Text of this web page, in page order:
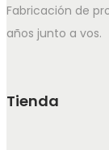
Fabricación de
años junto a vos.
Tienda